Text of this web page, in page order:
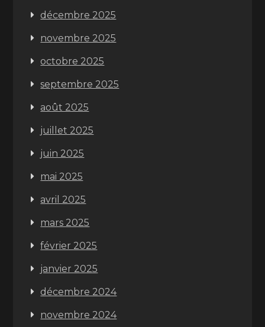
décembre 2025
novembre 2025
octobre 2025
septembre 2025
août 2025
juillet 2025
juin 2025
mai 2025
avril 2025
mars 2025
février 2025
janvier 2025
décembre 2024
novembre 2024